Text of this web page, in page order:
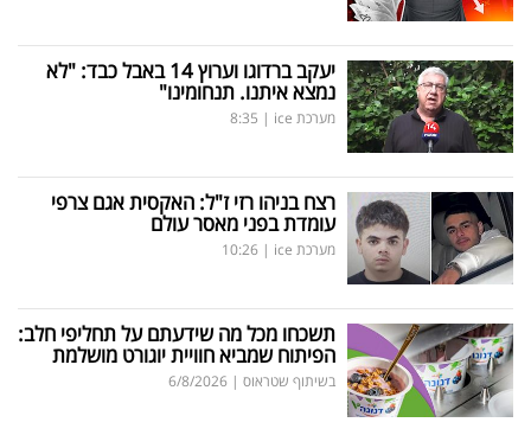
יעקב ברדוגו וערוץ 14 באבל כבד: "לא
נמצא איתנו. תנחומינו"
מערכת ice |
8:35
רצח בניהו רזי ז"ל: האקסית אגם צרפי
עומדת בפני מאסר עולם
מערכת ice |
10:26
תשכחו מכל מה שידעתם על תחליפי חלב:
הפיתוח שמביא חוויית יוגורט מושלמת
בשיתוף שטראוס |
6/8/2026